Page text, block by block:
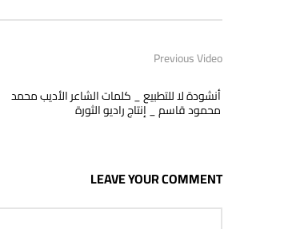
Previous Video
أنشودة لا للتطبيع _ كلمات الشاعر الأديب محمد
محمود قاسم _ إنتاج راديو الثورة
LEAVE YOUR COMMENT